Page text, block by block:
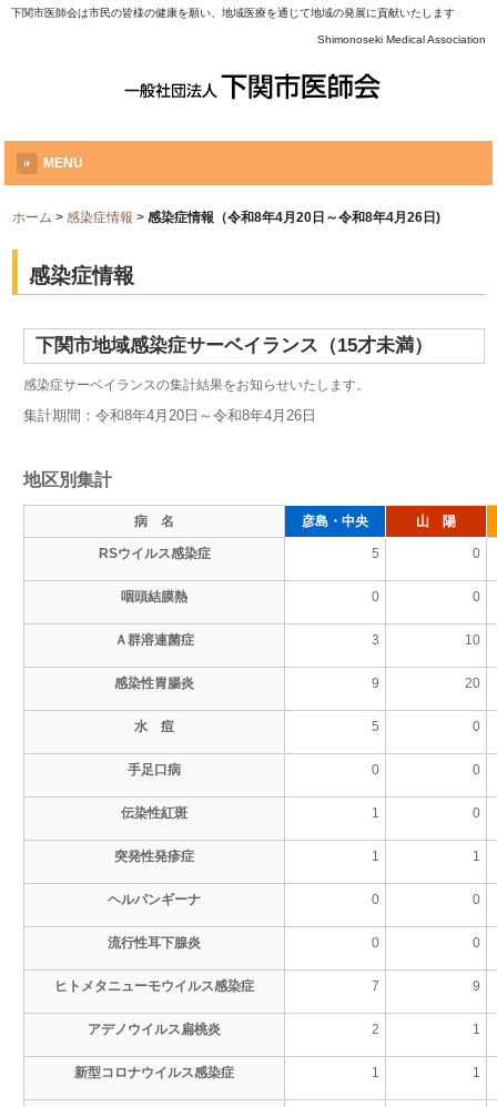
下関市医師会は市民の皆様の健康を願い、地域医療を通じて地域の発展に貢献いたします
Shimonoseki Medical Association
MENU
ホーム >感染症情報 >感染症情報（令和8年4月20日～令和8年4月26日)
感染症情報
下関市地域感染症サーベイランス（15才未満）
感染症サーベイランスの集計結果をお知らせいたします。
集計期間：令和8年4月20 日～令和8年4月26 日
地区別集計
病 名 彦島・中央 山 陽
RSウイルス感染症 5 0
咽頭結膜熱 0 0
Ａ群溶連菌症 3 10
感染性胃腸炎 9 20
水 痘 5 0
手足口病 0 0
伝染性紅斑 1 0
突発性発疹症 1 1
ヘルパンギーナ 0 0
流行性耳下腺炎 0 0
ヒトメタニューモウイルス感染症 7 9
アデノウイルス扁桃炎 2 1
新型コロナウイルス感染症 1 1